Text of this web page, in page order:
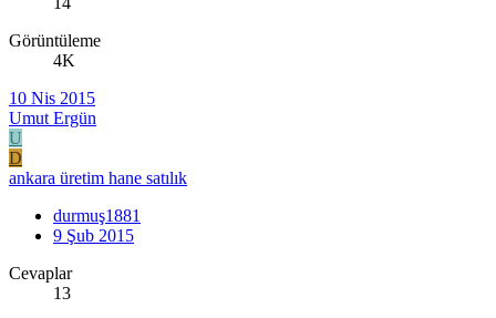
Görüntüleme
4K
10 Nis 2015
Umut Ergün
U
D
ankara üretim hane satılık
durmuş1881
9 Şub 2015
Cevaplar
13